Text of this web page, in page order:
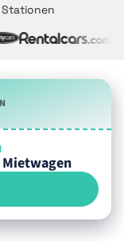
Stationen
Mietwagen